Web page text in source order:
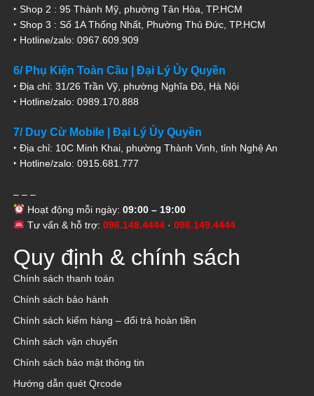
‣ Shop 2 : 95 Thành Mỹ, phường Tân Hòa, TP.HCM
‣ Shop 3 : Số 1A Thống Nhất, Phường Thủ Đức, TP.HCM
‣ Hotline/zalo: 0967.609.909
6/ Phụ Kiện Toàn Cầu | Đại Lý Ủy Quyền
‣ Địa chỉ: 31/26 Trần Vỹ, phường Nghĩa Đô, Hà Nội
‣ Hotline/zalo: 0989.170.888
7/ Duy Cừ Mobile | Đại Lý Ủy Quyền
‣ Địa chỉ: 10C Minh Khai, phường Thành Vinh, tỉnh Nghệ An
‣ Hotline/zalo: 0915.681.777
– – –
Hoạt động mỗi ngày: 09:00 – 19:00
Tư vấn & hỗ trợ: 096.148.4444· 096.149.4444
Quy định & chính sách
Chính sách thanh toán
Chính sách bảo hành
Chính sách kiểm hàng – đổi trả hoàn tiền
Chính sách vận chuyển
Chính sách bảo mật thông tin
Hướng dẫn quét Qrcode